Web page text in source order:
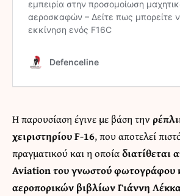
Η παρουσίαση έγινε με βάση την
χειριστηρίου F-16, που αποτελεί
πραγματικού και η οποίαδιατίθεται
Aviationτου γνωστού φωτογράφου
αεροπορικών βιβλίων Γιάννη